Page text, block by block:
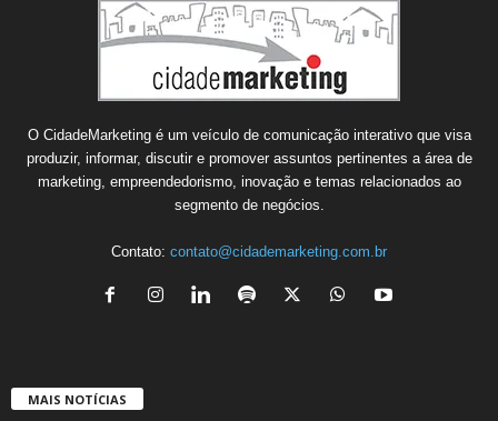
O CidadeMarketing é um veículo de comunicação interativo que visa
produzir, informar, discutir e promover assuntos pertinentes a área de
marketing, empreendedorismo, inovação e temas relacionados ao
segmento de negócios.
Contato: contato@cidademarketing.com.br
MAIS NOTÍCIAS